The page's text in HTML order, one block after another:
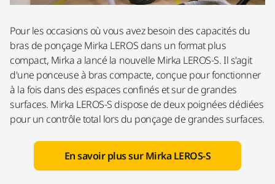
Pour les occasions où vous avez besoin des capacités du
bras de ponçage Mirka LEROS dans un format plus
compact, Mirka a lancé la nouvelle Mirka LEROS-S. Il s'agit
d'une ponceuse à bras compacte, conçue pour fonctionner
à la fois dans des espaces confinés et sur de grandes
surfaces. Mirka LEROS-S dispose de deux poignées dédiées
pour un contrôle total lors du ponçage de grandes surfaces.
En savoir plus sur Mirka LEROS-S